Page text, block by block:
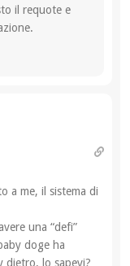
il requote e
a me, il sistema di
una “defi”
doge ha
dietro, lo sapevi?